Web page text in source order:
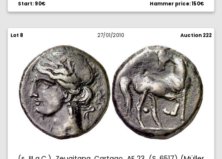
Start: 90€ Hammer price: 150€
Lot 8 27/01/2010 Auction 222